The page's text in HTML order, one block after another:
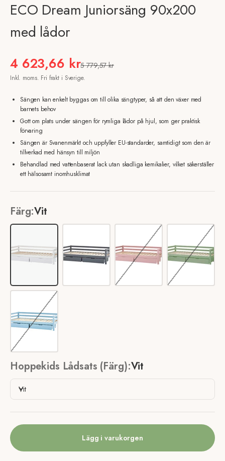
ECO Dream Juniorsäng 90x200
med lådor
REA-pris
4 623,66 krPris
5 779,57 kr
Inkl. moms. Fri frakt i Sverige.
Sängen kan enkelt byggas om till olika sängtyper, så att den växer med
barnets behov
Gott om plats under sängen för rymliga lådor på hjul, som ger praktisk
förvaring
Sängen är Svanenmärkt och uppfyller EU-standarder, samtidigt som den är
tillverkad med hänsyn till miljön
Behandlad med vattenbaserat lack utan skadliga kemikalier, vilket säkerställer
ett hälsosamt inomhusklimat
Färg:Vit
Vit
Hoppekids Lådsats (Färg):Vit
Vit
Lägg i varukorgen